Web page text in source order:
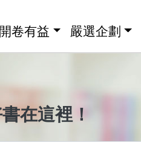
卷有益 嚴選企劃
在這裡！